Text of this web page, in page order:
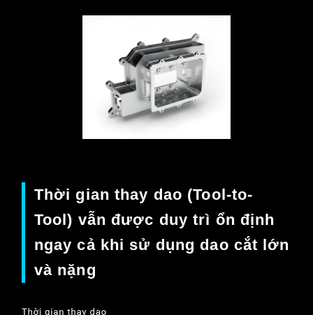
Thời gian thay dao (Tool-to-
Tool) vẫn được duy trì ổn định
ngay cả khi sử dụng dao cắt lớn
và nặng